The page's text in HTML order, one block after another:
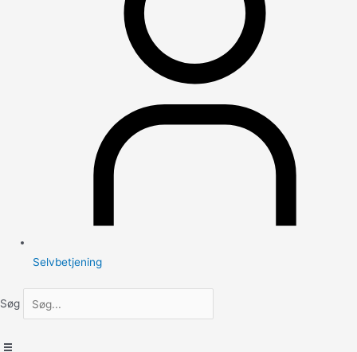
Selvbetjening
Søg